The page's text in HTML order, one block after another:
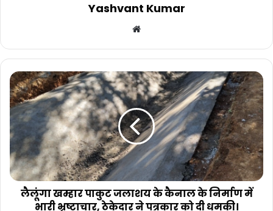
Yashvant Kumar
लैलूंगा
खम्हार
पाकुट
जलाशय
के
कैनाल
के
निर्माण
में
भारी
भ्रष्टाचार,
लैलूंगा खम्हार पाकुट जलाशय के कैनाल के निर्माण में
भारी भ्रष्टाचार, ठेकेदार ने पत्रकार को दी धमकी।